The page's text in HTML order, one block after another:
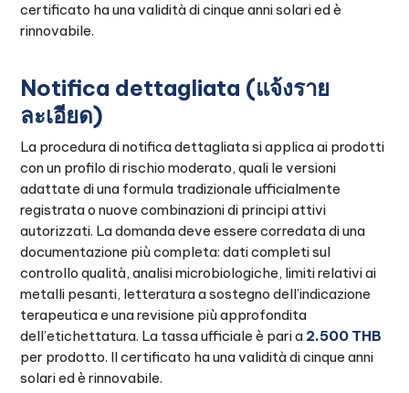
certificato ha una validità di cinque anni solari ed è
rinnovabile.
Notifica dettagliata (แจ้งราย
ละเอียด)
La procedura di notifica dettagliata si applica ai prodotti
con un profilo di rischio moderato, quali le versioni
adattate di una formula tradizionale ufficialmente
registrata o nuove combinazioni di principi attivi
autorizzati. La domanda deve essere corredata di una
documentazione più completa: dati completi sul
controllo qualità, analisi microbiologiche, limiti relativi ai
metalli pesanti, letteratura a sostegno dell’indicazione
terapeutica e una revisione più approfondita
dell’etichettatura. La tassa ufficiale è pari a 2.500 THB
per prodotto. Il certificato ha una validità di cinque anni
solari ed è rinnovabile.